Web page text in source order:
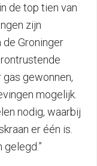
de top tien van
zijn
de Groninger
gewonnen,
mogelijk.
nodig, waarbij
er één is.